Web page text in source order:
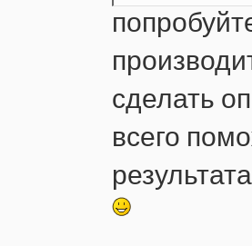
сделать
всего